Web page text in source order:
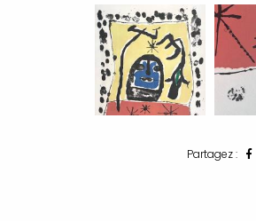
Partagez :